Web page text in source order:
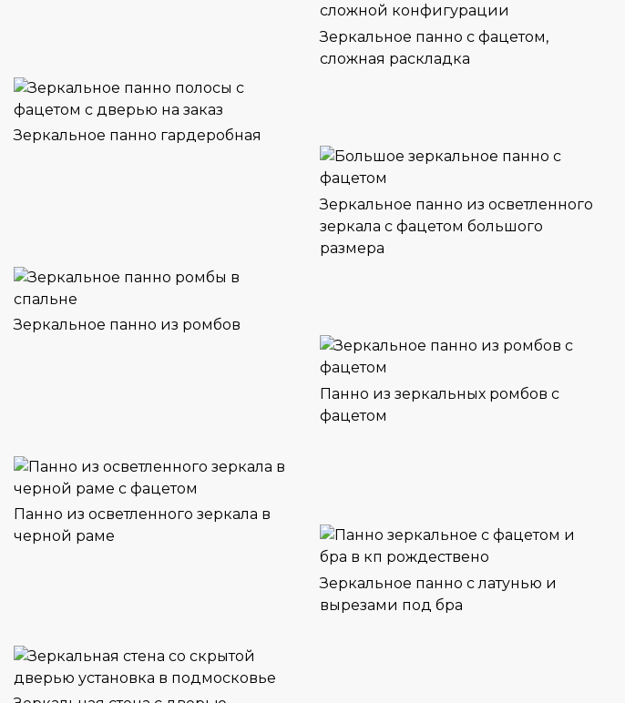
Зеркальное панно с фацетом,
сложная раскладка
Зеркальное панно гардеробная
Зеркальное панно из осветленного
зеркала с фацетом большого
размера
Зеркальное панно из ромбов
Панно из зеркальных ромбов с
фацетом
Панно из осветленного зеркала в
черной раме
Зеркальное панно с латунью и
вырезами под бра